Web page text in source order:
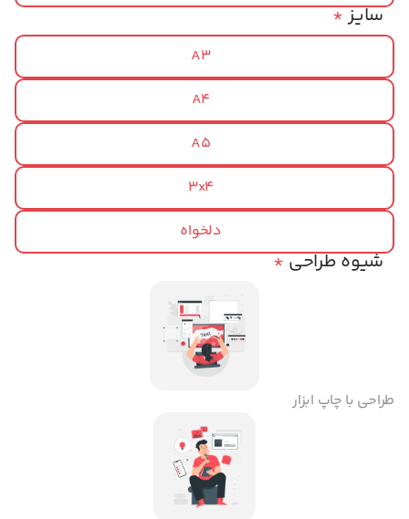
*سایز
A3
A4
A5
3x4
دلخواه
*شیوه طراحی
طراحی با چاپ ابزار